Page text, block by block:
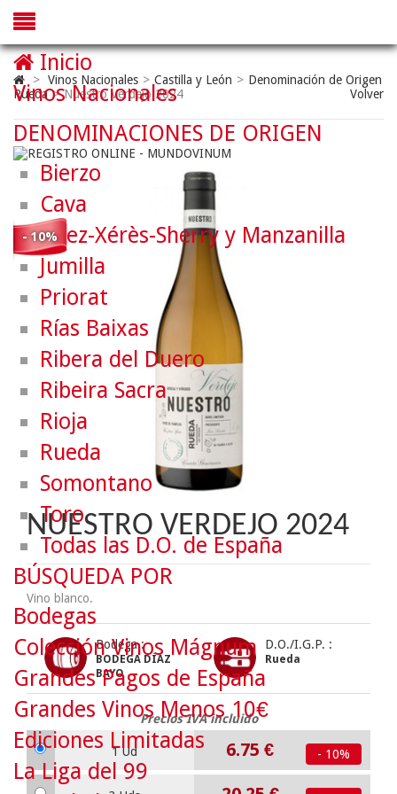
> Vinos Nacionales > Castilla y León > Denominación de Origen
Rueda > Nuestro Verdejo 2024 Volver
- 10%
NUESTRO VERDEJO 2024
Vino blanco.
Bodega :
BODEGA DÍAZ
BAYO
D.O./I.G.P. :
Rueda
Precios IVA incluido
1 Ud 6.75 € - 10%
Inicio
Vinos Nacionales
DENOMINACIONES DE ORIGEN
Bierzo
Cava
Jerez-Xérès-Sherry y Manzanilla
Jumilla
Priorat
Rías Baixas
Ribera del Duero
Ribeira Sacra
Rioja
Rueda
Somontano
Toro
Todas las D.O. de España
BÚSQUEDA POR
Bodegas
Colección Vinos Mágnum
Grandes Pagos de España
Grandes Vinos Menos 10€
Ediciones Limitadas
La Liga del 99